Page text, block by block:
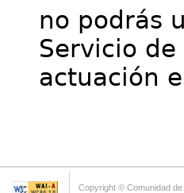
no podrás
Servicio
actuación
Copyright © Comunidad de